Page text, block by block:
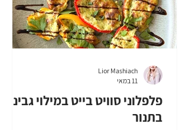
פלפלוני סוויט בייט במילוי גבינות
בתנור
Lior Mashiach
11 במאי